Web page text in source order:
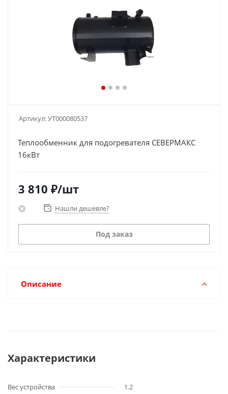
Артикул:УТ000080537
Теплообменник для подогревателя СЕВЕРМАКС
16кВт
3 810 ₽/шт
Нашли дешевле?
Под заказ
Описание
Характеристики
Вес устройства 1.2